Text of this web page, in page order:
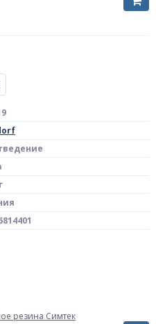
резина Симтек